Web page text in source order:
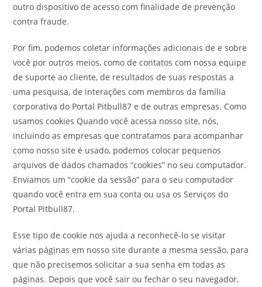
outro dispositivo de acesso com finalidade de prevenção
contra fraude.
Por fim, podemos coletar informações adicionais de e sobre
você por outros meios, como de contatos com nossa equipe
de suporte ao cliente, de resultados de suas respostas a
uma pesquisa, de interações com membros da família
corporativa do Portal Pitbull87 e de outras empresas. Como
usamos cookies Quando você acessa nosso site, nós,
incluindo as empresas que contratamos para acompanhar
como nosso site é usado, podemos colocar pequenos
arquivos de dados chamados “cookies” no seu computador.
Enviamos um “cookie da sessão” para o seu computador
quando você entra em sua conta ou usa os Serviços do
Portal Pitbull87.
Esse tipo de cookie nos ajuda a reconhecê-lo se visitar
várias páginas em nosso site durante a mesma sessão, para
que não precisemos solicitar a sua senha em todas as
páginas. Depois que você sair ou fechar o seu navegador,